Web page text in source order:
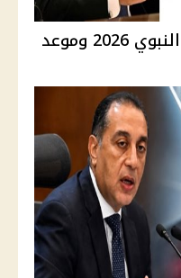
موقف ترحيل إجازة المولد النبوي 2026 وموعد